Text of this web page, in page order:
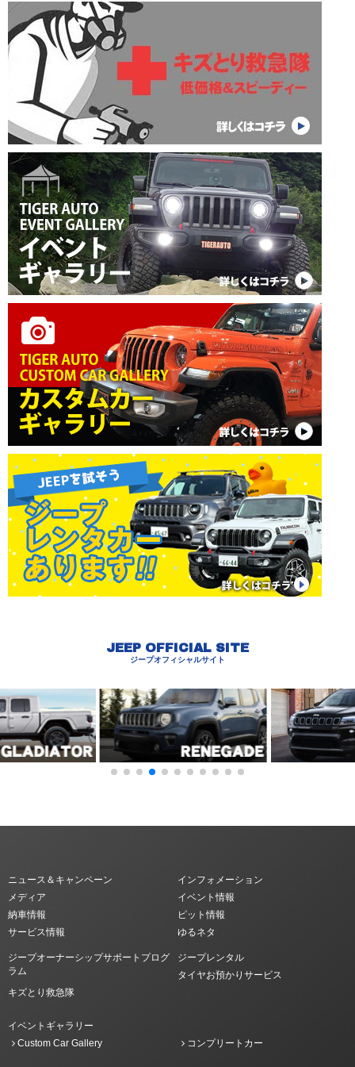
JEEP OFFICIAL SITE
ジープオフィシャルサイト
ニュース＆キャンペーン
インフォメーション
メディア
イベント情報
納車情報
ピット情報
サービス情報
ゆるネタ
ジープオーナーシップサポートプログ
ラム
ジープレンタル
タイヤお預かりサービス
キズとり救急隊
イベントギャラリー
Custom Car Gallery
コンプリートカー